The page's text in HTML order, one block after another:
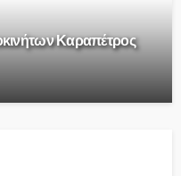
Καραπέτρος